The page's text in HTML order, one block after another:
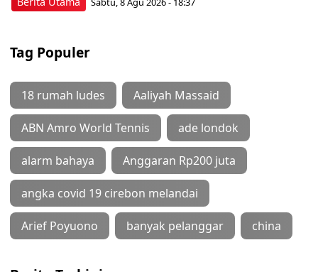
Tag Populer
18 rumah ludes Aaliyah Massaid
ABN Amro World Tennis ade londok
alarm bahaya Anggaran Rp200 juta
angka covid 19 cirebon melandai
Arief Poyuono banyak pelanggar china